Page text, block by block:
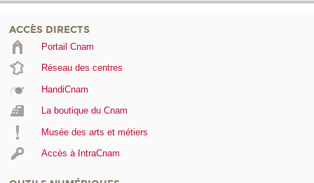
ACCÈS DIRECTS
Portail Cnam
Réseau des centres
HandiCnam
La boutique du Cnam
Musée des arts et métiers
Accès à IntraCnam